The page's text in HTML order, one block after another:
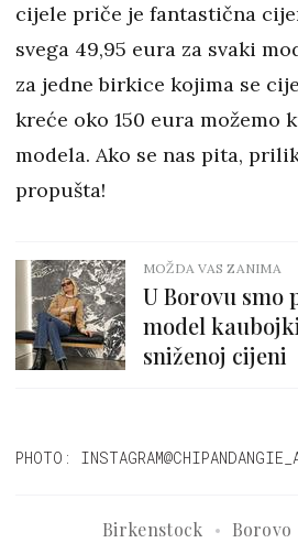
cijele priče je fantastična
svega 49,95 eura za svaki
za jedne birkice kojima se
kreće oko 150 eura možemo
modela. Ako se nas pita,
propušta!
MOŽDA VAS ZANIMA
U Borovu smo
model
sniženoj cijeni
PHOTO:
Birkenstock Borovo